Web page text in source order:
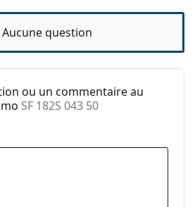
Lunettes de soleil
Salvatore Ferragamo
SF 182S 043 50
Aucune question
ou un commentaire au
SF 182S 043 50